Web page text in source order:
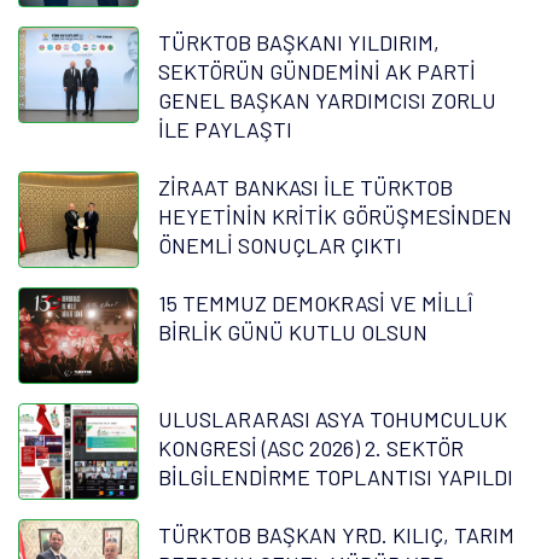
TÜRKTOB BAŞKANI YILDIRIM,
SEKTÖRÜN GÜNDEMİNİ AK PARTİ
GENEL BAŞKAN YARDIMCISI ZORLU
İLE PAYLAŞTI
ZİRAAT BANKASI İLE TÜRKTOB
HEYETİNİN KRİTİK GÖRÜŞMESİNDEN
ÖNEMLİ SONUÇLAR ÇIKTI
15 TEMMUZ DEMOKRASİ VE MİLLÎ
BİRLİK GÜNÜ KUTLU OLSUN
ULUSLARARASI ASYA TOHUMCULUK
KONGRESİ (ASC 2026) 2. SEKTÖR
BİLGİLENDİRME TOPLANTISI YAPILDI
TÜRKTOB BAŞKAN YRD. KILIÇ, TARIM